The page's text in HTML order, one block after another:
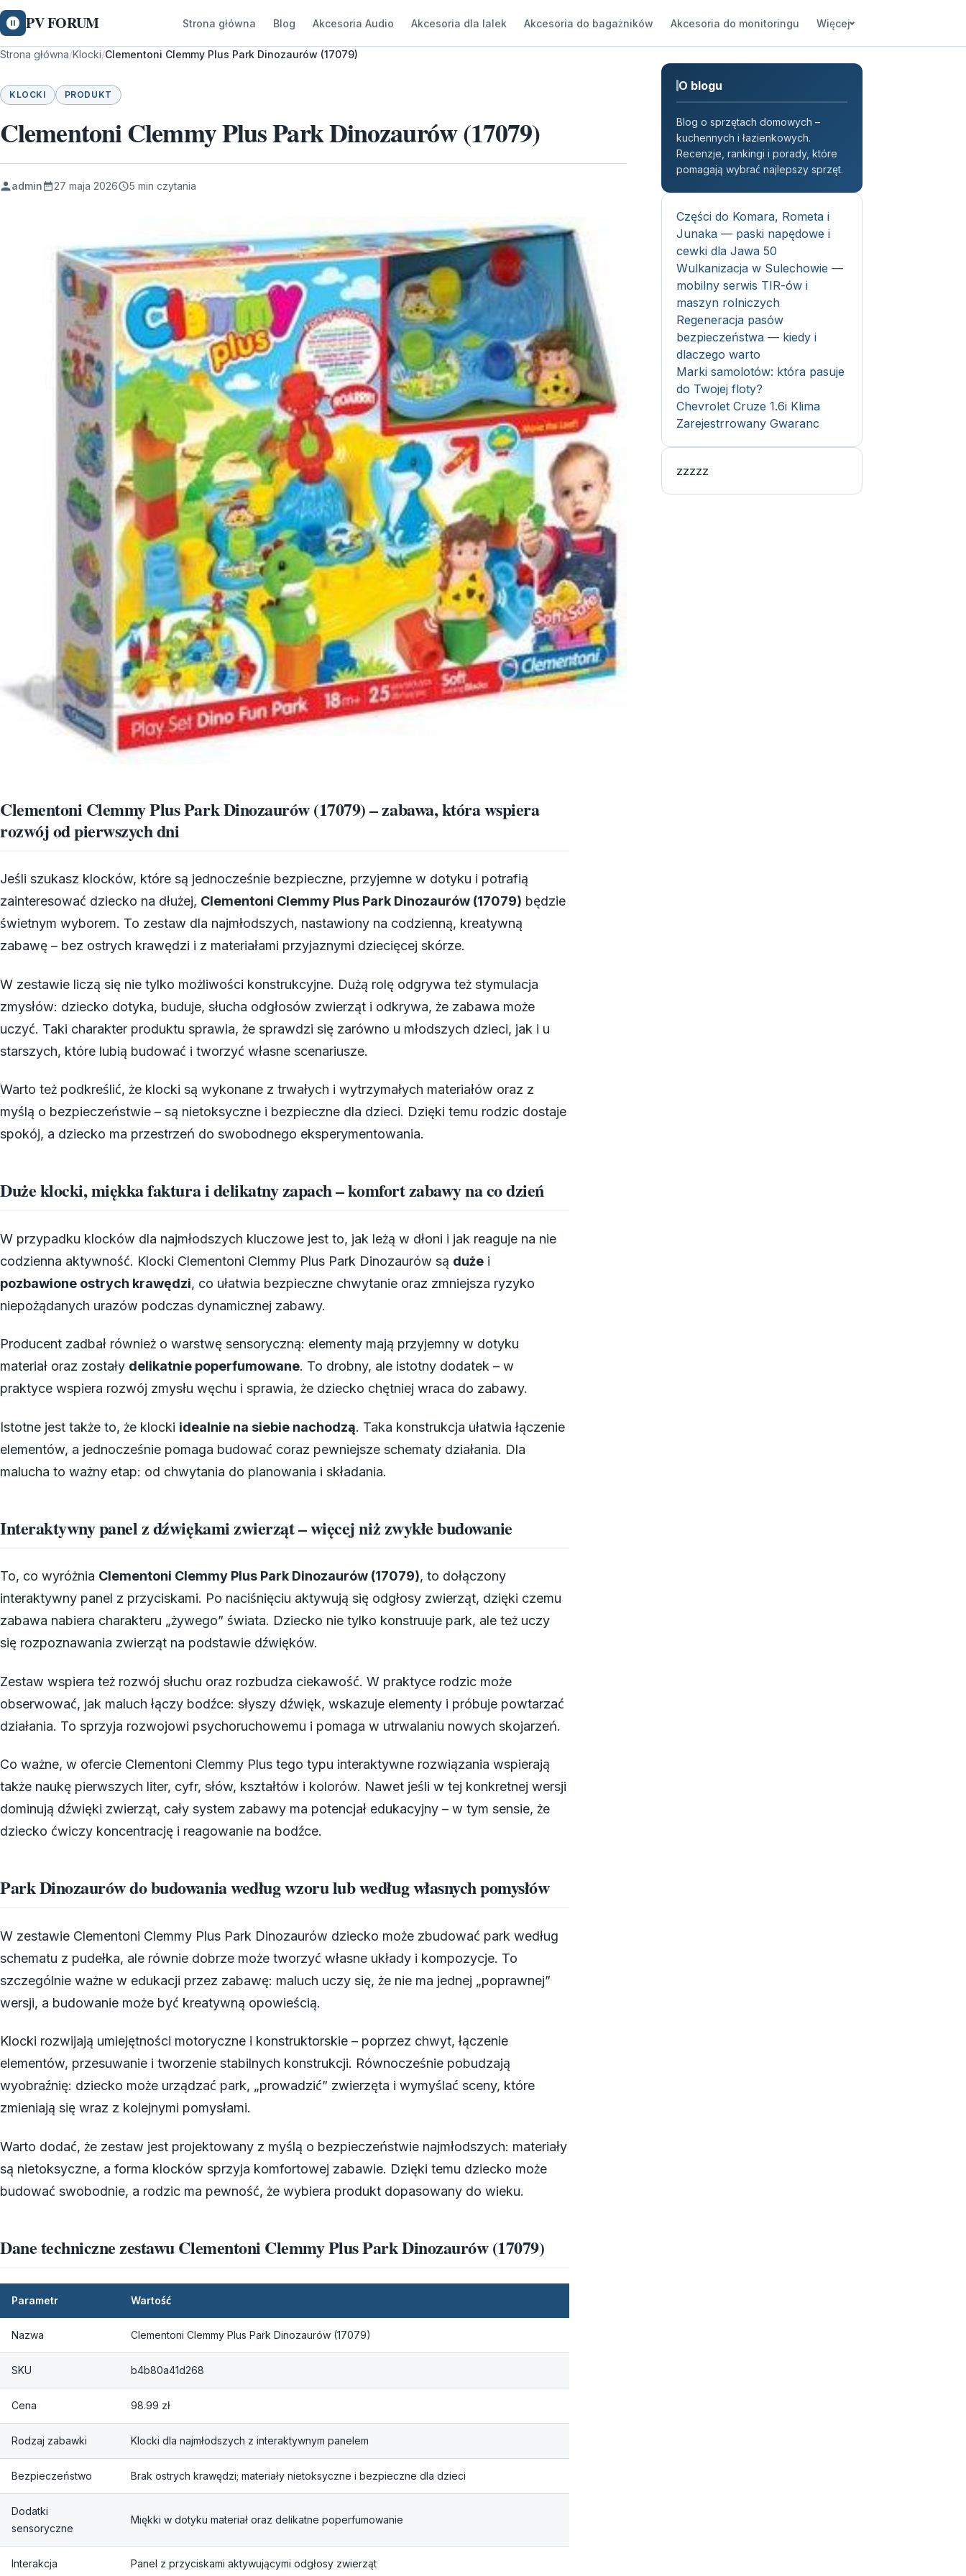
PV FORUM Strona główna Blog Akcesoria Audio Akcesoria dla lalek Akcesoria do bagażników Akcesoria do monitoringu Więcej
Strona główna/Klocki/Clementoni Clemmy Plus Park Dinozaurów (17079)
KLOCKI PRODUKT
Clementoni Clemmy Plus Park Dinozaurów (17079)
admin 27 maja 2026 5 min czytania
Clementoni Clemmy Plus Park Dinozaurów (17079) – zabawa, która wspiera
rozwój od pierwszych dni
Jeśli szukasz klocków, które są jednocześnie bezpieczne, przyjemne w dotyku i potrafią
zainteresować dziecko na dłużej, Clementoni Clemmy Plus Park Dinozaurów (17079) będzie
świetnym wyborem. To zestaw dla najmłodszych, nastawiony na codzienną, kreatywną
zabawę – bez ostrych krawędzi i z materiałami przyjaznymi dziecięcej skórze.
W zestawie liczą się nie tylko możliwości konstrukcyjne. Dużą rolę odgrywa też stymulacja
zmysłów: dziecko dotyka, buduje, słucha odgłosów zwierząt i odkrywa, że zabawa może
uczyć. Taki charakter produktu sprawia, że sprawdzi się zarówno u młodszych dzieci, jak i u
starszych, które lubią budować i tworzyć własne scenariusze.
Warto też podkreślić, że klocki są wykonane z trwałych i wytrzymałych materiałów oraz z
myślą o bezpieczeństwie – są nietoksyczne i bezpieczne dla dzieci. Dzięki temu rodzic dostaje
spokój, a dziecko ma przestrzeń do swobodnego eksperymentowania.
Duże klocki, miękka faktura i delikatny zapach – komfort zabawy na co dzień
W przypadku klocków dla najmłodszych kluczowe jest to, jak leżą w dłoni i jak reaguje na nie
codzienna aktywność. Klocki Clementoni Clemmy Plus Park Dinozaurów są duże i
pozbawione ostrych krawędzi, co ułatwia bezpieczne chwytanie oraz zmniejsza ryzyko
niepożądanych urazów podczas dynamicznej zabawy.
Producent zadbał również o warstwę sensoryczną: elementy mają przyjemny w dotyku
materiał oraz zostały delikatnie poperfumowane. To drobny, ale istotny dodatek – w
praktyce wspiera rozwój zmysłu węchu i sprawia, że dziecko chętniej wraca do zabawy.
Istotne jest także to, że klocki idealnie na siebie nachodzą. Taka konstrukcja ułatwia łączenie
elementów, a jednocześnie pomaga budować coraz pewniejsze schematy działania. Dla
malucha to ważny etap: od chwytania do planowania i składania.
Interaktywny panel z dźwiękami zwierząt – więcej niż zwykłe budowanie
To, co wyróżnia Clementoni Clemmy Plus Park Dinozaurów (17079), to dołączony
interaktywny panel z przyciskami. Po naciśnięciu aktywują się odgłosy zwierząt, dzięki czemu
zabawa nabiera charakteru „żywego” świata. Dziecko nie tylko konstruuje park, ale też uczy
się rozpoznawania zwierząt na podstawie dźwięków.
Zestaw wspiera też rozwój słuchu oraz rozbudza ciekawość. W praktyce rodzic może
obserwować, jak maluch łączy bodźce: słyszy dźwięk, wskazuje elementy i próbuje powtarzać
działania. To sprzyja rozwojowi psychoruchowemu i pomaga w utrwalaniu nowych skojarzeń.
Co ważne, w ofercie Clementoni Clemmy Plus tego typu interaktywne rozwiązania wspierają
także naukę pierwszych liter, cyfr, słów, kształtów i kolorów. Nawet jeśli w tej konkretnej wersji
dominują dźwięki zwierząt, cały system zabawy ma potencjał edukacyjny – w tym sensie, że
dziecko ćwiczy koncentrację i reagowanie na bodźce.
Park Dinozaurów do budowania według wzoru lub według własnych pomysłów
W zestawie Clementoni Clemmy Plus Park Dinozaurów dziecko może zbudować park według
schematu z pudełka, ale równie dobrze może tworzyć własne układy i kompozycje. To
szczególnie ważne w edukacji przez zabawę: maluch uczy się, że nie ma jednej „poprawnej”
wersji, a budowanie może być kreatywną opowieścią.
Klocki rozwijają umiejętności motoryczne i konstruktorskie – poprzez chwyt, łączenie
elementów, przesuwanie i tworzenie stabilnych konstrukcji. Równocześnie pobudzają
wyobraźnię: dziecko może urządzać park, „prowadzić” zwierzęta i wymyślać sceny, które
zmieniają się wraz z kolejnymi pomysłami.
Warto dodać, że zestaw jest projektowany z myślą o bezpieczeństwie najmłodszych: materiały
są nietoksyczne, a forma klocków sprzyja komfortowej zabawie. Dzięki temu dziecko może
budować swobodnie, a rodzic ma pewność, że wybiera produkt dopasowany do wieku.
Dane techniczne zestawu Clementoni Clemmy Plus Park Dinozaurów (17079)
Parametr Wartość
Nazwa Clementoni Clemmy Plus Park Dinozaurów (17079)
SKU b4b80a41d268
Cena 98.99 zł
Rodzaj zabawki Klocki dla najmłodszych z interaktywnym panelem
Bezpieczeństwo Brak ostrych krawędzi; materiały nietoksyczne i bezpieczne dla dzieci
Dodatki
sensoryczne
Miękki w dotyku materiał oraz delikatne poperfumowanie
Interakcja Panel z przyciskami aktywującymi odgłosy zwierząt
O blogu
Blog o sprzętach domowych –
kuchennych i łazienkowych.
Recenzje, rankingi i porady, które
pomagają wybrać najlepszy sprzęt.
Części do Komara, Rometa i
Junaka — paski napędowe i
cewki dla Jawa 50
Wulkanizacja w Sulechowie —
mobilny serwis TIR-ów i
maszyn rolniczych
Regeneracja pasów
bezpieczeństwa — kiedy i
dlaczego warto
Marki samolotów: która pasuje
do Twojej floty?
Chevrolet Cruze 1.6i Klima
Zarejestrrowany Gwaranc
zzzzz